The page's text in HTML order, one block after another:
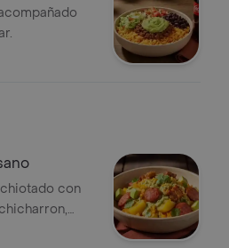
con
madurito y